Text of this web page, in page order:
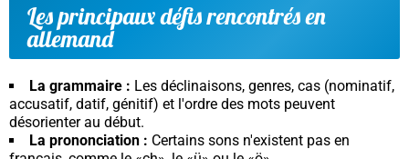
Les principaux défis rencontrés en
allemand
La grammaire : Les déclinaisons, genres, cas (nominatif,
accusatif, datif, génitif) et l'ordre des mots peuvent
désorienter au début.
La prononciation : Certains sons n'existent pas en